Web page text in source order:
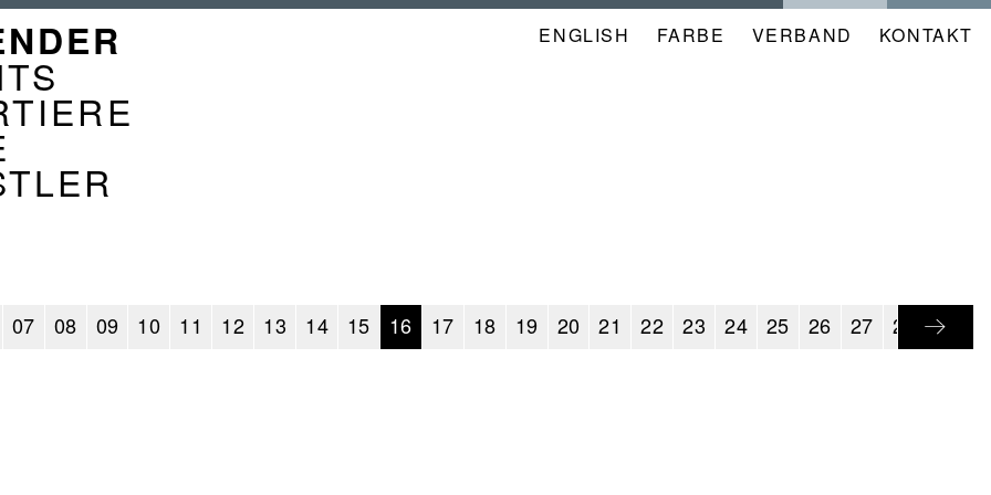
ENGLISH FARBE NAVIGATION
VERBAND KONTAKT
07 08 09 10 11 12 13 14 15 16 17 18 19 20 21 22 23 24 25 26 27 28